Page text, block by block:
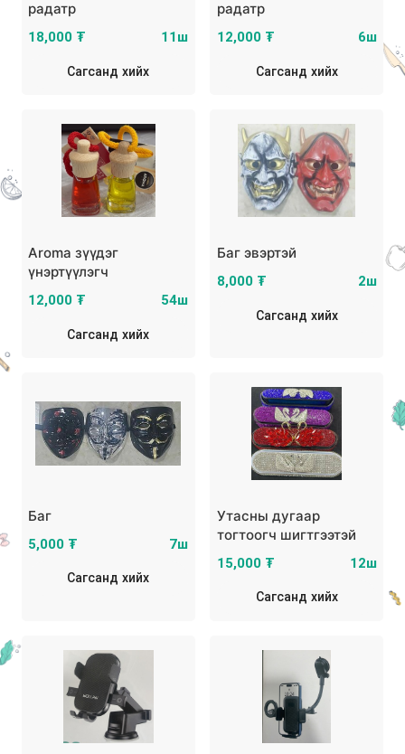
радатр
18,000 ₮ 11ш
Сагсанд хийх
радатр
12,000 ₮ 6ш
Сагсанд хийх
Aroma зүүдэг
үнэртүүлэгч
12,000 ₮ 54ш
Сагсанд хийх
Баг эвэртэй
8,000 ₮ 2ш
Сагсанд хийх
Баг
5,000 ₮ 7ш
Сагсанд хийх
Утасны дугаар
тогтоогч шигтгээтэй
15,000 ₮ 12ш
Сагсанд хийх